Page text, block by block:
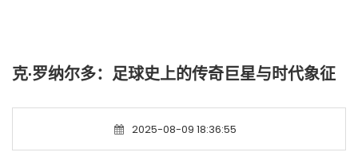
克·罗纳尔多：足球史上的传奇巨星与时代象征
2025-08-09 18:36:55